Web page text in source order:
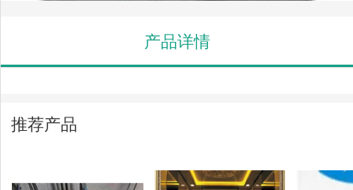
产品详情
推荐产品